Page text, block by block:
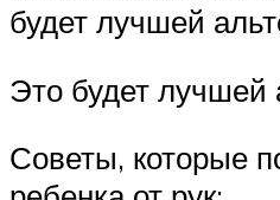
будет лучшей
Это будет лучшей
Советы, которые